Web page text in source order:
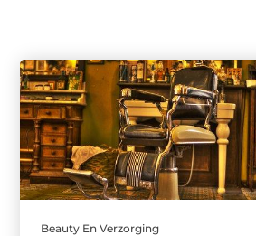
Beauty En Verzorging